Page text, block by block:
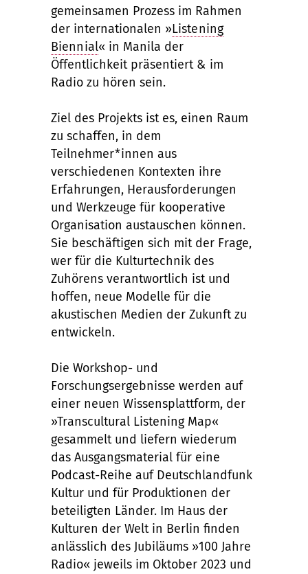
gemeinsamen Prozess im Rahmen
der internationalen »Listening
Biennial« in Manila der
Öffentlichkeit präsentiert & im
Radio zu hören sein.
Ziel des Projekts ist es, einen Raum
zu schaffen, in dem
Teilnehmer*innen aus
verschiedenen Kontexten ihre
Erfahrungen, Herausforderungen
und Werkzeuge für kooperative
Organisation austauschen können.
Sie beschäftigen sich mit der Frage,
wer für die Kulturtechnik des
Zuhörens verantwortlich ist und
hoffen, neue Modelle für die
akustischen Medien der Zukunft zu
entwickeln.
Die Workshop- und
Forschungsergebnisse werden auf
einer neuen Wissensplattform, der
»Transcultural Listening Map«
gesammelt und liefern wiederum
das Ausgangsmaterial für eine
Podcast-Reihe auf Deutschlandfunk
Kultur und für Produktionen der
beteiligten Länder. Im Haus der
Kulturen der Welt in Berlin finden
anlässlich des Jubiläums »100 Jahre
Radio« jeweils im Oktober 2023 und